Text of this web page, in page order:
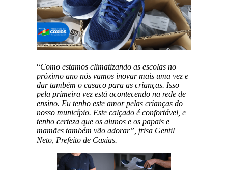
“Como estamos climatizando as escolas no
próximo ano nós vamos inovar mais uma vez e
dar também o casaco para as crianças. Isso
pela primeira vez está acontecendo na rede de
ensino. Eu tenho este amor pelas crianças do
nosso município. Este calçado é confortável, e
tenho certeza que os alunos e os papais e
mamães também vão adorar”, frisa Gentil
Neto, Prefeito de Caxias.